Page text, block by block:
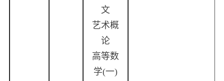
文
艺术概
论
高等数
学(一)